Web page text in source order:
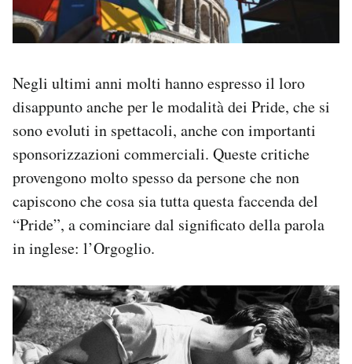
Negli ultimi anni molti hanno espresso il loro
disappunto anche per le modalità dei Pride, che si
sono evoluti in spettacoli, anche con importanti
sponsorizzazioni commerciali. Queste critiche
provengono molto spesso da persone che non
capiscono che cosa sia tutta questa faccenda del
“Pride”, a cominciare dal significato della parola
in inglese: l’Orgoglio.